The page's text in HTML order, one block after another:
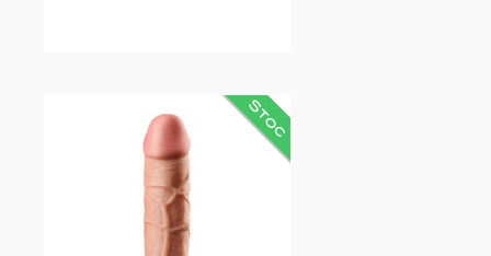
Prelungitor de penis care
sporește 5,1 cm și volum vizibil
pentru penetrare mai profundă.
Reduce întreruperile prin
potrivire personalizabilă și susține
erecția; material ultra-moale și
flexibil pentru confort și senzație